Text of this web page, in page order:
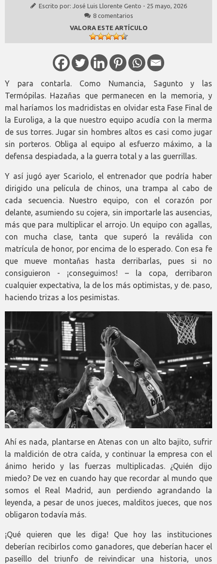
Escrito por: José Luis Llorente Gento - 25 mayo, 2026
8 comentarios
VALORA ESTE ARTÍCULO
Y para contarla. Como Numancia, Sagunto y las
Termópilas. Hazañas que permanecen en la memoria, y
mal haríamos los madridistas en olvidar esta Fase Final de
la Euroliga, a la que nuestro equipo acudía con la merma
de sus torres. Jugar sin hombres altos es casi como jugar
sin porteros. Obliga al equipo al esfuerzo máximo, a la
defensa despiadada, a la guerra total y a las guerrillas.
Y así jugó ayer Scariolo, el entrenador que podría haber
dirigido una película de chinos, una trampa al cabo de
cada secuencia. Nuestro equipo, con el corazón por
delante, asumiendo su cojera, sin importarle las ausencias,
más que para multiplicar el arrojo. Un equipo con agallas,
con mucha clase, tanta que superó la reválida con
matrícula de honor, por encima de lo esperado. Con esa fe
que mueve montañas hasta derribarlas, pues si no
consiguieron - ¡conseguimos! – la copa, derribaron
cualquier expectativa, la de los más optimistas, y de. paso,
haciendo trizas a los pesimistas.
Ahí es nada, plantarse en Atenas con un alto bajito, sufrir
la maldición de otra caída, y continuar la empresa con el
ánimo herido y las fuerzas multiplicadas. ¿Quién dijo
miedo? De vez en cuando hay que recordar al mundo que
somos el Real Madrid, aun perdiendo agrandando la
leyenda, a pesar de unos jueces, malditos jueces, que nos
obligaron todavía más.
¡Qué quieren que les diga! Que hoy las instituciones
deberían recibirlos como ganadores, que deberían hacer el
paseíllo del triunfo de reivindicar una historia, unos